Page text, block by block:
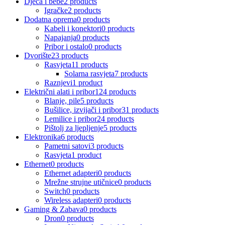
Igračke2 products
Dodatna oprema0 products
Kabeli i konektori0 products
Napajanja0 products
Pribor i ostalo0 products
Dvorište23 products
Rasvjeta11 products
Solarna rasvjeta7 products
Raznjevi1 product
Električni alati i pribor124 products
Blanje, pile5 products
Bušilice, izvijači i pribor31 products
Lemilice i pribor24 products
Pištolj za ljepljenje5 products
Elektronika6 products
Pametni satovi3 products
Rasvjeta1 product
Ethernet0 products
Ethernet adapteri0 products
Mrežne strujne utičnice0 products
Switch0 products
Wireless adapteri0 products
Gaming & Zabava0 products
Dron0 products